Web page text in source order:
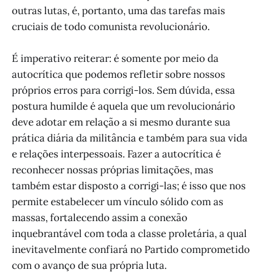
outras lutas, é, portanto, uma das tarefas mais
cruciais de todo comunista revolucionário.
É imperativo reiterar: é somente por meio da
autocrítica que podemos refletir sobre nossos
próprios erros para corrigi-los. Sem dúvida, essa
postura humilde é aquela que um revolucionário
deve adotar em relação a si mesmo durante sua
prática diária da militância e também para sua vida
e relações interpessoais. Fazer a autocrítica é
reconhecer nossas próprias limitações, mas
também estar disposto a corrigi-las; é isso que nos
permite estabelecer um vínculo sólido com as
massas, fortalecendo assim a conexão
inquebrantável com toda a classe proletária, a qual
inevitavelmente confiará no Partido comprometido
com o avanço de sua própria luta.